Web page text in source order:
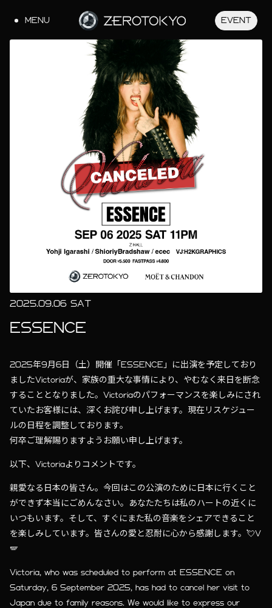
MENU EVENT
2025.09.06 SAT
ESSENCE
2025年9月6日（土）開催「ESSENCE」に出演を予定しており
ましたVictoriaが、家族の重大な事情により、やむなく来日を断念
することとなりました。Victoriaのパフォーマンスを楽しみにされ
ていたお客様には、深くお詫び申し上げます。現在リスケジュー
ルの日程を調整しております。
何卒ご理解賜りますようお願い申し上げます。
以下、Victoriaよりコメントです。
親愛なる日本の皆さん。今回はこの公演のために日本に行くこと
ができず本当にごめんなさい。あなたたちは私のハートの近くに
いつもいます。そして、すぐにまた私の音楽をシェアできること
を楽しみしています。皆さんの愛と忍耐に心から感謝します。💘V
🪽
Victoria, who was scheduled to perform at ESSENCE on
Saturday, 6 September 2025, has had to cancel her visit to
Japan due to family reasons. We would like to express our